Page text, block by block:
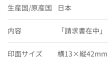
生産国/原産国 日本
内容 「請求書在中」
印面サイズ 横13×縦42mm